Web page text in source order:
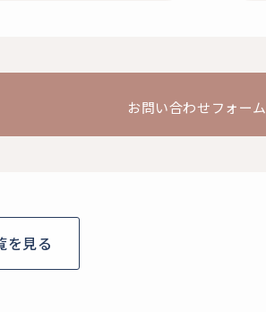
お問い合わせフォーム
を見る